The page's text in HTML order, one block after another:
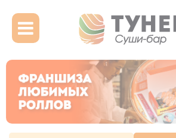
Другой ресторан
Личный кабинет
Франшиза
